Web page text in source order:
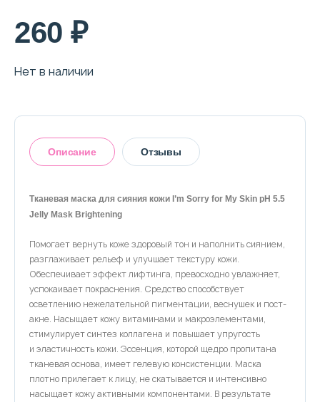
260 ₽
Нет в наличии
Описание Отзывы
Тканевая маска для сияния кожи I’m Sorry for My Skin pH 5.5
Jelly Mask Brightening
Помогает вернуть коже здоровый тон и наполнить сиянием,
разглаживает рельеф и улучшает текстуру кожи.
Обеспечивает эффект лифтинга, превосходно увлажняет,
успокаивает покраснения. Средство способствует
осветлению нежелательной пигментации, веснушек и пост-
акне. Насыщает кожу витаминами и макроэлементами,
стимулирует синтез коллагена и повышает упругость
и эластичность кожи. Эссенция, которой щедро пропитана
тканевая основа, имеет гелевую консистенции. Маска
плотно прилегает к лицу, не скатывается и интенсивно
насыщает кожу активными компонентами. В результате